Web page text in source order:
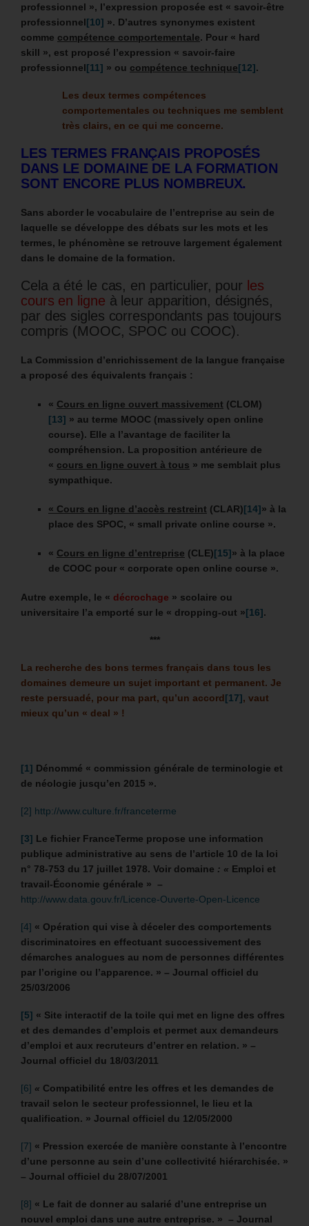
professionnel », l’expression proposée est « savoir-être
professionnel[10] ». D’autres synonymes existent
comme compétence comportementale. Pour « hard
skill », est proposé l’expression « savoir-faire
professionnel[11] » ou compétence technique[12].
Les deux termes compétences
comportementales ou techniques me semblent
très clairs, en ce qui me concerne.
LES TERMES FRANÇAIS PROPOSÉS
DANS LE DOMAINE DE LA FORMATION
SONT ENCORE PLUS NOMBREUX.
Sans aborder le vocabulaire de l’entreprise au sein de
laquelle se développe des débats sur les mots et les
termes, le phénomène se retrouve largement également
dans le domaine de la formation.
Cela a été le cas, en particulier, pour les
cours en ligne à leur apparition, désignés,
par des sigles correspondants pas toujours
compris (MOOC, SPOC ou COOC).
La Commission d’enrichissement de la langue française
a proposé des équivalents français :
« Cours en ligne ouvert massivement (CLOM)
[13] » au terme MOOC (massively open online
course). Elle a l’avantage de faciliter la
compréhension. La proposition antérieure de
« cours en ligne ouvert à tous » me semblait plus
sympathique.
« Cours en ligne d’accès restreint (CLAR)[14]» à la
place des SPOC, « small private online course ».
« Cours en ligne d’entreprise (CLE)[15]» à la place
de COOC pour « corporate open online course ».
Autre exemple, le « décrochage » scolaire ou
universitaire l’a emporté sur le « dropping-out »[16].
***
La recherche des bons termes français dans tous les
domaines demeure un sujet important et permanent. Je
reste persuadé, pour ma part, qu’un accord[17], vaut
mieux qu’un « deal » !
[1] Dénommé « commission générale de terminologie et
de néologie jusqu’en 2015 ».
[2] http://www.culture.fr/franceterme
[3] Le fichier FranceTerme propose une information
publique administrative au sens de l’article 10 de la loi
n° 78-753 du 17 juillet 1978. Voir domaine : « Emploi et
travail-Économie générale » –
http://www.data.gouv.fr/Licence-Ouverte-Open-Licence
[4] « Opération qui vise à déceler des comportements
discriminatoires en effectuant successivement des
démarches analogues au nom de personnes différentes
par l’origine ou l’apparence. » – Journal officiel du
25/03/2006
[5] « Site interactif de la toile qui met en ligne des offres
et des demandes d’emplois et permet aux demandeurs
d’emploi et aux recruteurs d’entrer en relation. » –
Journal officiel du 18/03/2011
[6] « Compatibilité entre les offres et les demandes de
travail selon le secteur professionnel, le lieu et la
qualification. » Journal officiel du 12/05/2000
[7] « Pression exercée de manière constante à l’encontre
d’une personne au sein d’une collectivité hiérarchisée. »
– Journal officiel du 28/07/2001
[8] « Le fait de donner au salarié d’une entreprise un
nouvel emploi dans une autre entreprise. » – Journal